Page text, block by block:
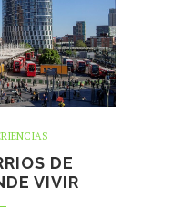
DE
VIVIR